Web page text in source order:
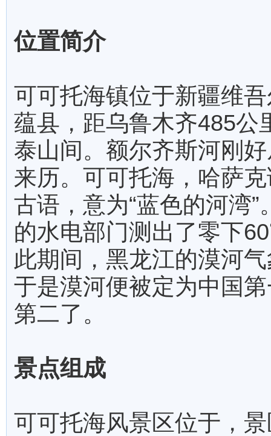
位置简介
可可托海镇位于新疆维
蕴县，距乌鲁木齐485公
泰山间。额尔齐斯河刚
来历。可可托海，哈萨
古语，意为“蓝色的河湾
的水电部门测出了零下
此期间，黑龙江的漠河
于是漠河便被定为中国
第二了。
景点组成
可可托海风景区位于，